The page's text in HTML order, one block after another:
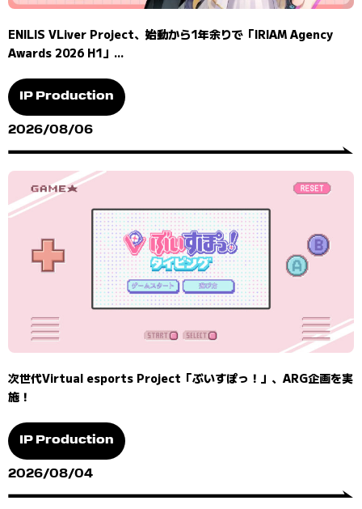
ENILIS VLiver Project、始動から1年余りで「IRIAM Agency
Awards 2026 H1」...
IP Production
2026/08/06
次世代Virtual esports Project「ぶいすぽっ！」、ARG企画を実
施！
IP Production
2026/08/04